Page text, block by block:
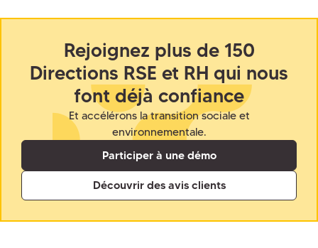
Rejoignez plus de 150
Directions RSE et RH qui nous
font déjà confiance
Et accélérons la transition sociale et
environnementale.
Participer à une démo
Découvrir des avis clients